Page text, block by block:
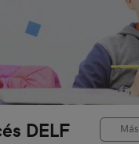
DELF